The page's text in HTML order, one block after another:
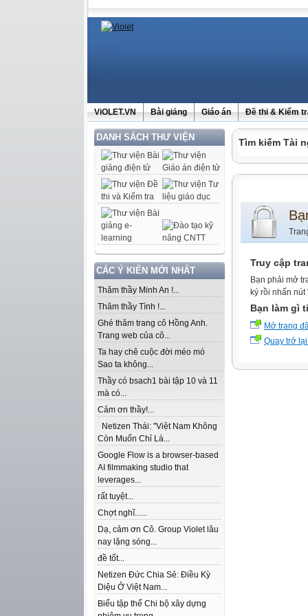
ViOLET.VN Bài giảng Giáo án Đề thi & Kiểm
DANH SÁCH THƯ VIỆN
CÁC Ý KIẾN MỚI NHẤT
Thăm thầy Minh An !...
Thăm thầy Tình !...
Ghé thăm trang cô Hồng Anh.
Trang web của cô...
Ta hay chê cuộc đời méo mó
Sao ta không...
Thầy có bsach1 bài tập 10 và 11
mà có...
Cảm ơn thầy!...
Netizen Thái: "Việt Nam Không
Còn Muốn Chỉ Là...
Google Flow is a browser-based
AI filmmaking studio that
leverages...
rất tuyệt...
Chợt nghĩ......
Dạ, cảm ơn Cô. Group Violet lâu
nay lặng sóng...
đề tốt...
Netizen Đức Chia Sẻ: Điều Kỳ
Diệu Ở Việt Nam...
Biểu tập thể Chi bộ xây dựng
Tìm kiếm Tài
Truy cập
Bạn phải mở
ký rồi nhấn
Bạn làm gì
Mở trang
Quay trở